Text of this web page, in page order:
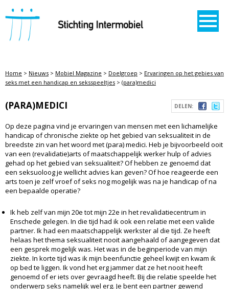
STICHTING INTERMOBIEL
Home > Nieuws > Mobiel Magazine > Doelgroep > Ervaringen op het gebies van
seks met een handicap en seksspeeltjes > (para)medici
DELEN:
(PARA)MEDICI
Op deze pagina vind je ervaringen van mensen met een lichamelijke
handicap of chronische ziekte op het gebied van seksualiteit in de
breedste zin van het woord met (para) medici. Heb je bijvoorbeeld ooit
van een (revalidatie)arts of maatschappelijk werker hulp of advies
gehad op het gebied van seksualiteit? Of hebben ze genoemd dat
een seksuoloog je wellicht advies kan geven? Of hoe reageerde een
arts toen je zelf vroef of seks nog mogelijk was na je handicap of na
een bepaalde operatie?
Ik heb zelf van mijn 20e tot mijn 22e in het revalidatiecentrum in
Enschede gelegen. In die tijd had ik ook een relatie met een valide
partner. Ik had een maatschappelijk werkster al die tijd. Ze heeft
helaas het thema seksualiteit nooit aangehaald of aangegeven dat
een gesprek mogelijk was. Het was in de beginperiode van mijn
ziekte. In korte tijd was ik mijn beenfunctie geheel kwijt en kwam ik
op bed te liggen. Ik vond het erg jammer dat ze het nooit heeft
genoemd of er iets over gevraagd heeft. Bij die relatie speelde het
onderwerp seks namelijk wel erg. Je bent een partner gewend